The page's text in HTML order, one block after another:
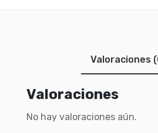
Valoraciones
Valoraciones
No hay valoraciones aún.